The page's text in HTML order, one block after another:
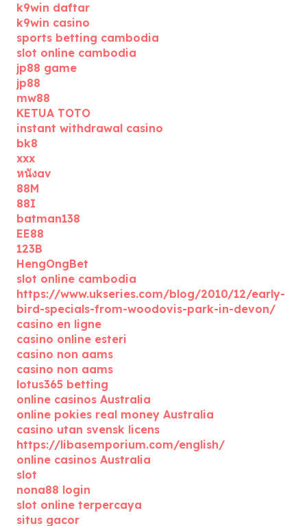
k9win daftar
k9win casino
sports betting cambodia
slot online cambodia
jp88 game
jp88
mw88
KETUA TOTO
instant withdrawal casino
bk8
xxx
หนังav
88M
88I
batman138
EE88
123B
HengOngBet
slot online cambodia
https://www.ukseries.com/blog/2010/12/early-
bird-specials-from-woodovis-park-in-devon/
casino en ligne
casino online esteri
casino non aams
casino non aams
lotus365 betting
online casinos Australia
online pokies real money Australia
casino utan svensk licens
https://libasemporium.com/english/
online casinos Australia
slot
nona88 login
slot online terpercaya
situs gacor